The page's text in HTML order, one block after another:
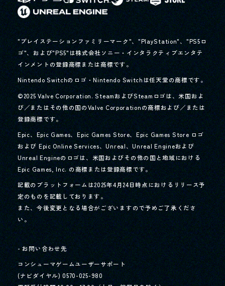
"プレイステーションファミリーマーク"、"PlayStation"、"PS5ロ
ゴ"、および"PS5"は株式会社ソニー・インタラクティブエンタテ
インメントの登録商標または商標です。
Nintendo Switchのロゴ・Nintendo Switchは任天堂の商標です。
©2025 Valve Corporation. SteamおよびSteamロゴは、米国およ
び／またはその他の国のValve Corporationの商標および／または
登録商標です。
Epic、Epic Games、Epic Games Store、Epic Games Store ロゴ
および Epic Online Services、Unreal、Unreal Engineおよび
Unreal Engineのロゴは、米国およびその他の国と地域における
Epic Games, Inc. の商標または登録商標です。
記載のプラットフォームは2025年4月24日時点におけるリリース予
定のものを記載しております。
また、今後変更となる場合がございますので予めご了承くださ
い。
- お問い合わせ先
コンシューマゲームユーザーサポート
(ナビダイヤル) 0570-025-980